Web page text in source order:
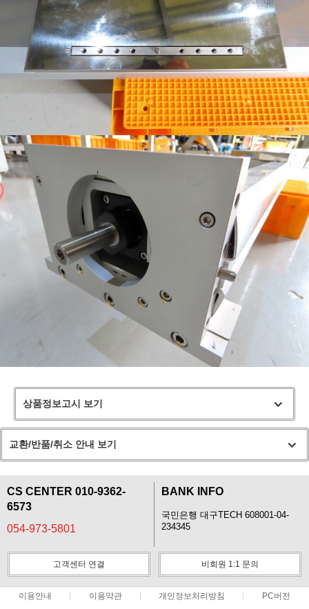
상품정보고시 보기
교환/반품/취소 안내 보기
CS CENTER 010-9362-
6573
054-973-5801
BANK INFO
국민은행 대구TECH 608001-04-
234345
고객센터 연결 비회원 1:1 문의
이용안내 이용약관 개인정보처리방침 PC버전